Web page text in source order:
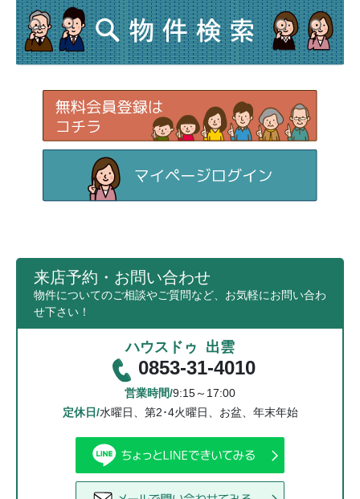
来店予約・お問い合わせ
物件についてのご相談やご質問など、お気軽にお問い合わ
せ下さい！
ハウスドゥ 出雲
0853-31-4010
営業時間/9:15～17:00
定休日/水曜日、第2･4火曜日、お盆、年末年始